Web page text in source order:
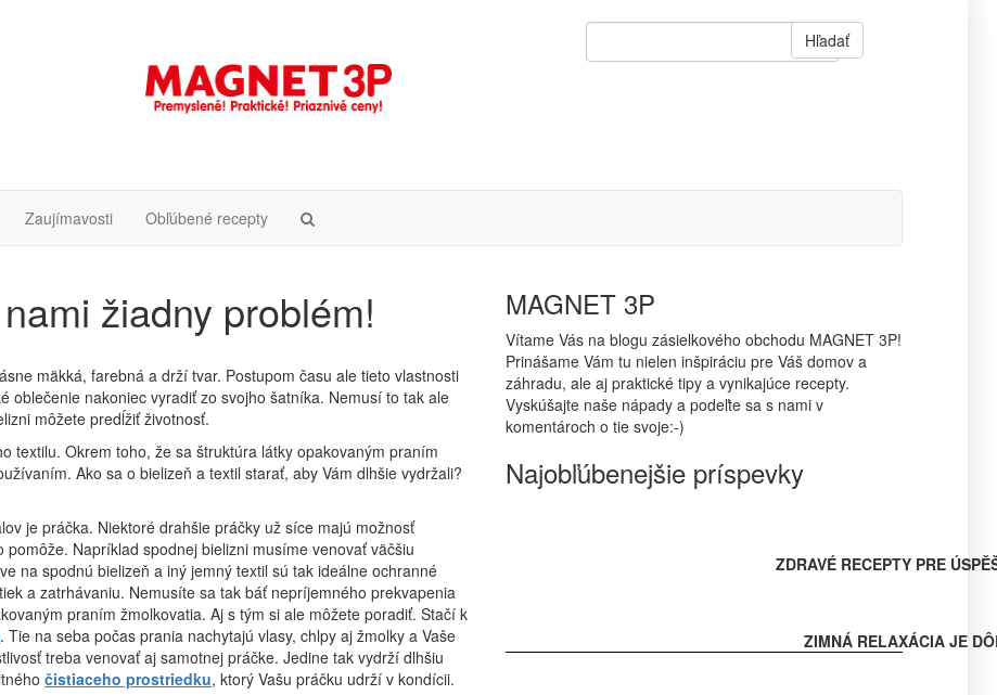
Hľadať
Zaujímavosti Obľúbené recepty
žiadny problém!
mäkká, farebná a drží tvar. Postupom času ale tieto vlastnosti
oblečenie nakoniec vyradiť zo svojho šatníka. Nemusí to tak ale
môžete predĺžiť životnosť.
textilu. Okrem toho, že sa štruktúra látky opakovaným praním
Ako sa o bielizeň a textil starať, aby Vám dlhšie vydržali?
je práčka. Niektoré drahšie práčky už síce majú možnosť
Napríklad spodnej bielizni musíme venovať väčšiu
na spodnú bielizeň a iný jemný textil sú tak ideálne ochranné
a zatrhávaniu. Nemusíte sa tak báť nepríjemného prekvapenia
praním žmolkovatia. Aj s tým si ale môžete poradiť. Stačí k
. Tie na seba počas prania nachytajú vlasy, chlpy aj žmolky a Vaše
treba venovať aj samotnej práčke. Jedine tak vydrží dlhšiu
čistiaceho prostriedku, ktorý Vašu práčku udrží v kondícii.
MAGNET 3P
Vítame Vás na blogu zásielkového obchodu MAGNET 3P!
Prinášame Vám tu nielen inšpiráciu pre Váš domov a
záhradu, ale aj praktické tipy a vynikajúce recepty.
Vyskúšajte naše nápady a podeľte sa s nami v
komentároch o tie svoje:-)
Najobľúbenejšie príspevky
ZDRAVÉ RECEPTY PRE
ZIMNÁ RELAXÁCIA JE